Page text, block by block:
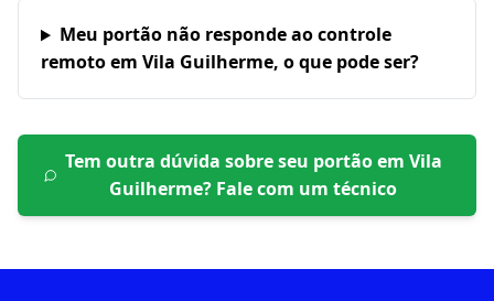
Meu portão não responde ao controle
remoto em Vila Guilherme, o que pode ser?
Tem outra dúvida sobre seu portão em Vila
Guilherme? Fale com um técnico